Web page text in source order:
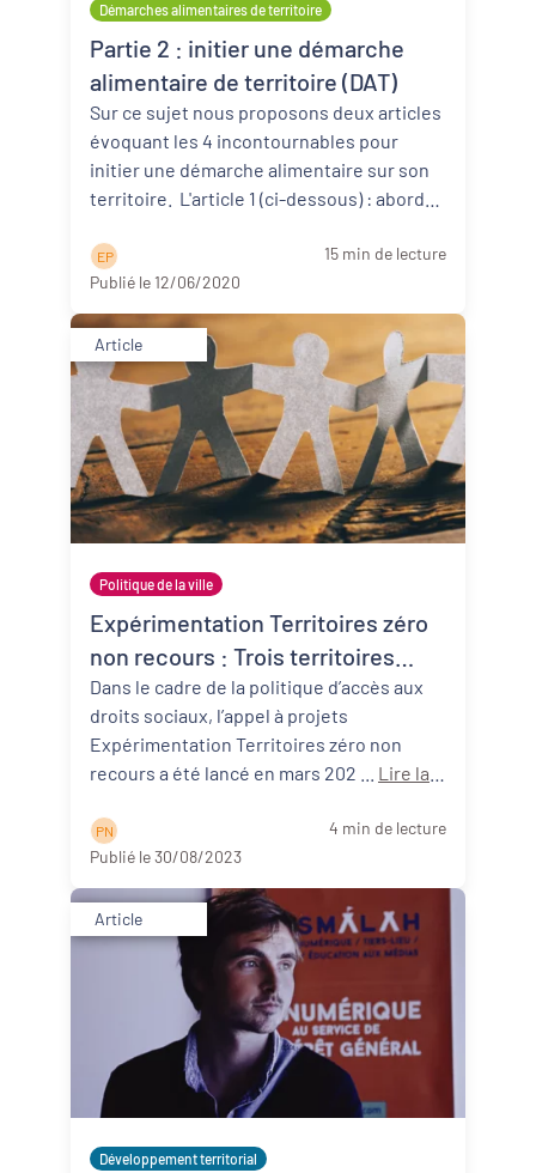
Démarches alimentaires de territoire
Partie 2 : initier une démarche
alimentaire de territoire (DAT)
Sur ce sujet nous proposons deux articles
évoquant les 4 incontournables pour
initier une démarche alimentaire sur son
territoire. L'article 1 (ci-dessous) : aborde
E P
15 min de lecture
Publié le 12/06/2020
Article
Politique de la ville
Expérimentation Territoires zéro
non recours : Trois territoires
néo-aquitains participants !
Dans le cadre de la politique d’accès aux
droits sociaux, l’appel à projets
Expérimentation Territoires zéro non
Lire la
P N
4 min de lecture
Publié le 30/08/2023
Article
Développement territorial